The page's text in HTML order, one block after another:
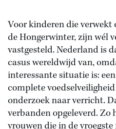
Voor kinderen die
de Hongerwinter, zijn wél
vastgesteld. Nederland is
casus wereldwijd van,
interessante situatie is:
complete
onderzoek naar verricht.
verbanden opgeleverd. Zo
vrouwen die in de vroegste